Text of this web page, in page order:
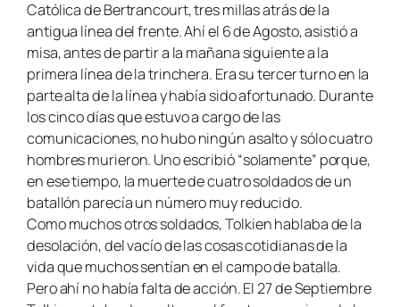
Católica de Bertrancourt, tres millas atrás de la
antigua línea del frente. Ahí el 6 de Agosto, asistió a
misa, antes de partir a la mañana siguiente a la
primera línea de la trinchera. Era su tercer turno en la
parte alta de la línea y había sido afortunado. Durante
los cinco días que estuvo a cargo de las
comunicaciones, no hubo ningún asalto y sólo cuatro
hombres murieron. Uno escribió “solamente” porque,
en ese tiempo, la muerte de cuatro soldados de un
batallón parecía un número muy reducido.
Como muchos otros soldados, Tolkien hablaba de la
desolación, del vacío de las cosas cotidianas de la
vida que muchos sentían en el campo de batalla.
Pero ahí no había falta de acción. El 27 de Septiembre